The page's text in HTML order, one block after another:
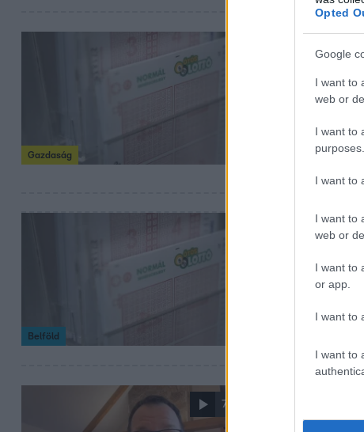
Opted
Google
I want to
web or
I want to
purposes.
I want to
I want to
web or
I want to
or app.
I want to
I want to
Gazdaság
lottó 1
Aki behúzta az 1-
valamennyi pénzt.
Belföld
2024. március 9.
négyes is
7:40
„Egyetlen